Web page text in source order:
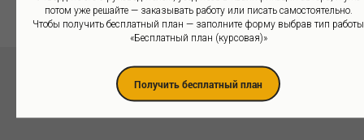
потом уже решайте — заказывать работу или писать самостоятельно.
Чтобы получить бесплатный план — заполните форму выбрав тип работы
«Бесплатный план (курсовая)»
Получить бесплатный план
Часто задаваемые вопросы